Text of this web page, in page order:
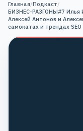
Главная/Подкаст/
БИЗНЕС-РАЗГОНЫ#7 Илья
Алексей Антонов и
самокатах и трендах SEO